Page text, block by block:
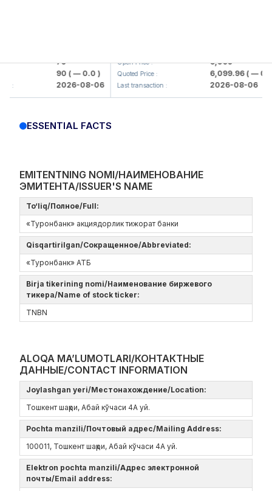
79
( — 0.0 )
2026-08-06
Open Price : 6,099
Quoted Price : 6,099.96( — 0.0 )
Last transaction : 2026-08-06
ESSENTIAL FACTS
EMITENTNING NOMI/НАИМЕНОВАНИЕ
ЭМИТЕНТА/ISSUER'S NAME
To‘liq/Полное/Full:
«Туронбанк» акциядорлик тижорат банки
Qisqartirilgan/Сокращенное/Abbreviated:
«Туронбанк» АТБ
Birja tikerining nomi/Наименование биржевого
тикера/Name of stock ticker:
ТNBN
ALOQA MA’LUMOTLARI/КОНТАКТНЫЕ
ДАННЫЕ/CONTACT INFORMATION
Joylashgan yeri/Местонахождение/Location:
Тошкент шаҳри, Абай кўчаси 4А уй.
Pochta manzili/Почтовый адрес/Mailing Address:
100011, Тошкент шаҳри, Абай кўчаси 4А уй.
Elektron pochta manzili/Адрес электронной
почты/Email address: